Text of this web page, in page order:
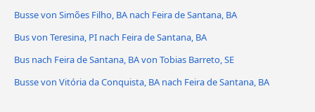
Busse von Simões Filho, BA nach Feira de Santana, BA
Bus von Teresina, PI nach Feira de Santana, BA
Bus nach Feira de Santana, BA von Tobias Barreto, SE
Busse von Vitória da Conquista, BA nach Feira de Santana, BA